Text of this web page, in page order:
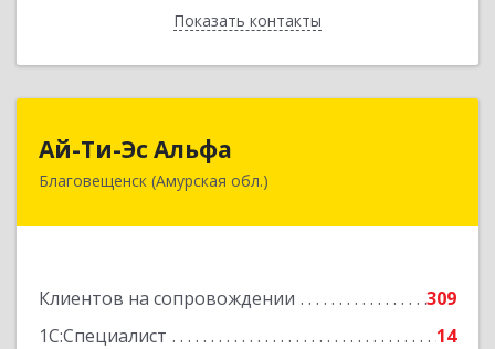
Показать контакты
Назад
Ай-Ти-Эс Альфа
Благовещенск (Амурская обл.)
Клиентов на сопровождении
309
1С:Специалист
14
675000, Амурская обл, Благовещенск г, Зейская